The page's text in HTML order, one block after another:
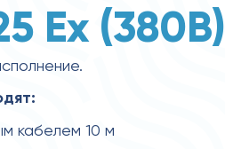
Ех (380В)
кабелем 10 м